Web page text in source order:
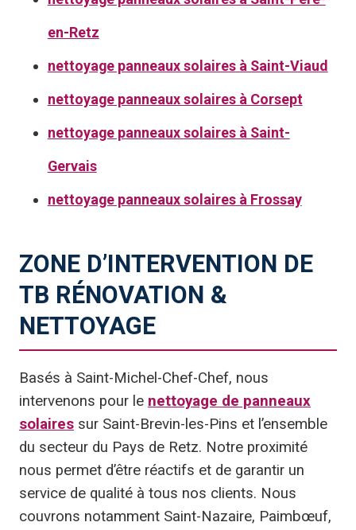
en-Retz
nettoyage panneaux solaires à Saint-Viaud
nettoyage panneaux solaires à Corsept
nettoyage panneaux solaires à Saint-
Gervais
nettoyage panneaux solaires à Frossay
ZONE D’INTERVENTION DE
TB RÉNOVATION &
NETTOYAGE
Basés à Saint-Michel-Chef-Chef, nous
intervenons pour le nettoyage de panneaux
solaires sur Saint-Brevin-les-Pins et l’ensemble
du secteur du Pays de Retz. Notre proximité
nous permet d’être réactifs et de garantir un
service de qualité à tous nos clients. Nous
couvrons notamment Saint-Nazaire, Paimbœuf,